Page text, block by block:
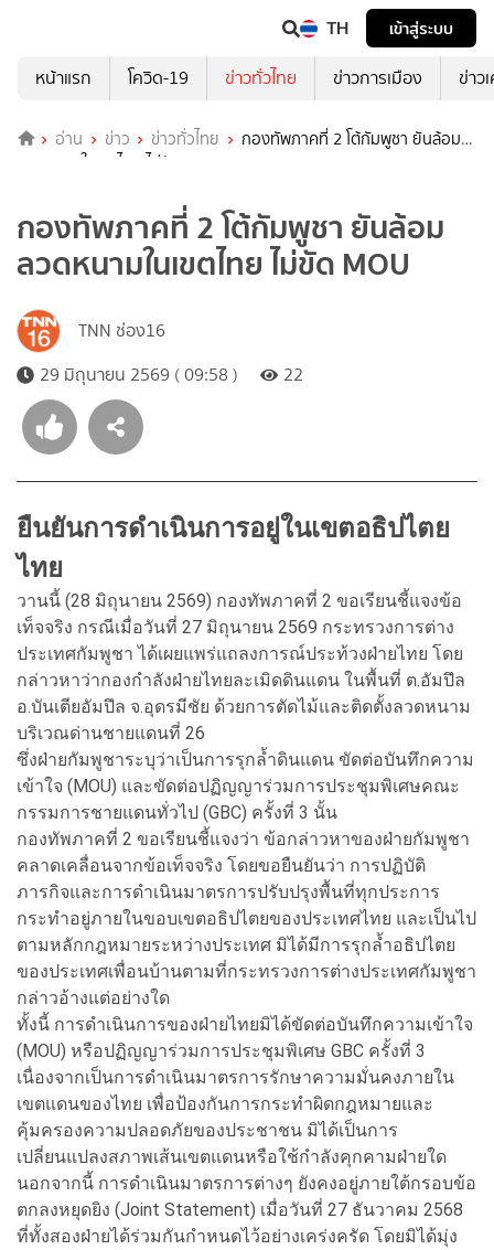
TH
เข้าสู่ระบบ
หน้าแรก
โควิด-19 ข่าวทั่วไทย ข่าวการเมือง ข่าว
อ่าน ข่าว ข่าวทั่วไทย
กองทัพภาคที่ 2 โต้กัมพูชา ยันล้อม
ลวดหนามในเขตไทย ไม่ขัด MOU
กองทัพภาคที่ 2 โต้กัมพูชา ยันล้อม
ลวดหนามในเขตไทย ไม่ขัด MOU
TNN ช่อง16
29 มิถุนายน 2569 ( 09:58 )
22
ยืนยันการดำเนินการอยู่ในเขตอธิปไตย
ไทย
วานนี้ (28 มิถุนายน 2569) กองทัพภาคที่ 2 ขอเรียนชี้แจงข้อ
เท็จจริง กรณีเมื่อวันที่ 27 มิถุนายน 2569 กระทรวงการต่าง
ประเทศกัมพูชา ได้เผยแพร่แถลงการณ์ประท้วงฝ่ายไทย โดย
กล่าวหาว่ากองกำลังฝ่ายไทยละเมิดดินแดน ในพื้นที่ ต.อัมปึล
อ.บันเตียอัมปึล จ.อุดรมีชัย ด้วยการตัดไม้และติดตั้งลวดหนาม
บริเวณด่านชายแดนที่ 26
ซึ่งฝ่ายกัมพูชาระบุว่าเป็นการรุกล้ำดินแดน ขัดต่อบันทึกความ
เข้าใจ (MOU) และขัดต่อปฏิญญาร่วมการประชุมพิเศษคณะ
กรรมการชายแดนทั่วไป (GBC) ครั้งที่ 3 นั้น
กองทัพภาคที่ 2 ขอเรียนชี้แจงว่า ข้อกล่าวหาของฝ่ายกัมพูชา
คลาดเคลื่อนจากข้อเท็จจริง โดยขอยืนยันว่า การปฏิบัติ
ภารกิจและการดำเนินมาตรการปรับปรุงพื้นที่ทุกประการ
กระทำอยู่ภายในขอบเขตอธิปไตยของประเทศไทย และเป็นไป
ตามหลักกฎหมายระหว่างประเทศ มิได้มีการรุกล้ำอธิปไตย
ของประเทศเพื่อนบ้านตามที่กระทรวงการต่างประเทศกัมพูชา
กล่าวอ้างแต่อย่างใด
ทั้งนี้ การดำเนินการของฝ่ายไทยมิได้ขัดต่อบันทึกความเข้าใจ
(MOU) หรือปฏิญญาร่วมการประชุมพิเศษ GBC ครั้งที่ 3
เนื่องจากเป็นการดำเนินมาตรการรักษาความมั่นคงภายใน
เขตแดนของไทย เพื่อป้องกันการกระทำผิดกฎหมายและ
คุ้มครองความปลอดภัยของประชาชน มิได้เป็นการ
เปลี่ยนแปลงสภาพเส้นเขตแดนหรือใช้กำลังคุกคามฝ่ายใด
นอกจากนี้ การดำเนินมาตรการต่างๆ ยังคงอยู่ภายใต้กรอบข้อ
ตกลงหยุดยิง (Joint Statement) เมื่อวันที่ 27 ธันวาคม 2568
ที่ทั้งสองฝ่ายได้ร่วมกันกำหนดไว้อย่างเคร่งครัด โดยมิได้มุ่ง